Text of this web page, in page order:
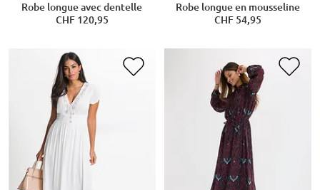
Robe longue avec dentelle
CHF 120,95
Robe longue en mousseline
CHF 54,95